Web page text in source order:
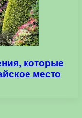
которые
место